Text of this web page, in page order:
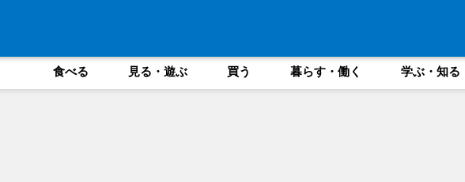
食べる 見る・遊ぶ 買う 暮らす・働く 学ぶ・知る